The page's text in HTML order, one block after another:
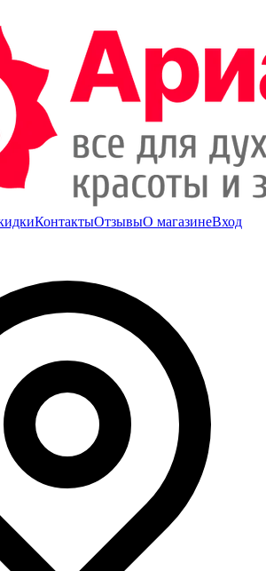
КонтактыОтзывыО магазинеВход